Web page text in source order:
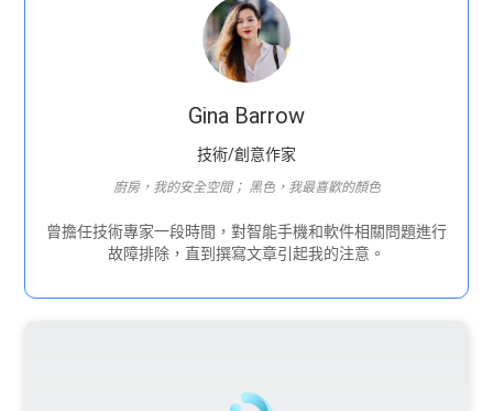
Gina Barrow
技術/創意作家
廚房，我的安全空間； 黑色，我最喜歡的顏色
曾擔任技術專家一段時間，對智能手機和軟件相關問題進行
故障排除，直到撰寫文章引起我的注意。